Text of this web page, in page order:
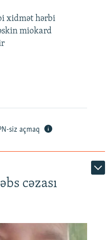
xidmət hərbi
miokard
siz açmaq
cəzası